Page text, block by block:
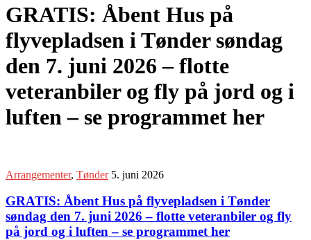
GRATIS: Åbent Hus på
flyvepladsen i Tønder søndag
den 7. juni 2026 – flotte
veteranbiler og fly på jord og i
luften – se programmet her
Arrangementer, Tønder 5. juni 2026
GRATIS: Åbent Hus på flyvepladsen i Tønder
søndag den 7. juni 2026 – flotte veteranbiler og fly
på jord og i luften – se programmet her